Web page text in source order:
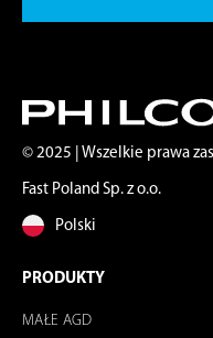
© 2025 | Wszelkie prawa
Fast Poland Sp. z o.o.
Polski
PRODUKTY
MAŁE AGD